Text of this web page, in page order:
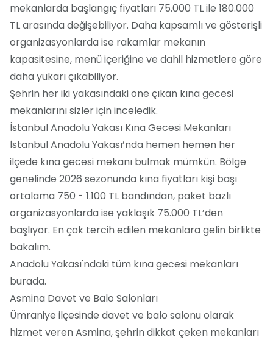
mekanlarda başlangıç fiyatları 75.000 TL ile 180.000
TL arasında değişebiliyor. Daha kapsamlı ve gösterişli
organizasyonlarda ise rakamlar mekanın
kapasitesine, menü içeriğine ve dahil hizmetlere göre
daha yukarı çıkabiliyor.
Şehrin her iki yakasındaki öne çıkan kına gecesi
mekanlarını sizler için inceledik.
İstanbul Anadolu Yakası Kına Gecesi Mekanları
İstanbul Anadolu Yakası’nda hemen hemen her
ilçede kına gecesi mekanı bulmak mümkün. Bölge
genelinde 2026 sezonunda kına fiyatları kişi başı
ortalama 750 - 1.100 TL bandından, paket bazlı
organizasyonlarda ise yaklaşık 75.000 TL’den
başlıyor. En çok tercih edilen mekanlara gelin birlikte
bakalım.
Anadolu Yakası'ndaki tüm kına gecesi mekanları
burada.
Asmina Davet ve Balo Salonları
Ümraniye ilçesinde davet ve balo salonu olarak
hizmet veren Asmina, şehrin dikkat çeken mekanları